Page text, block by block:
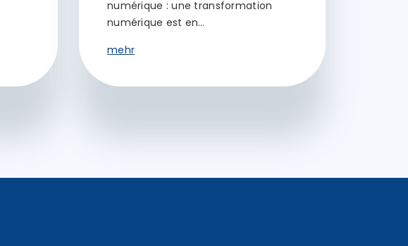
numérique : une transformation
numérique est en…
mehr